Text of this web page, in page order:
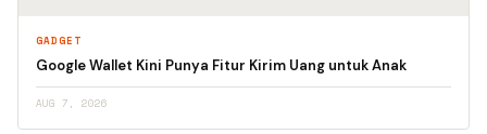
GADGET
Google Wallet Kini Punya Fitur Kirim Uang untuk Anak
AUG 7, 2026